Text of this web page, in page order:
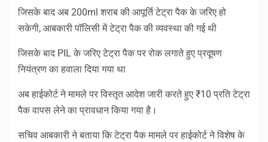
जिसके बाद अब 200ml शराब की आपूर्ति टेट्रा पैक के जरिए हो
सकेगी, आबकारी पॉलिसी में टेट्रा पैक की व्यवस्था की गई थी
जिसके बाद PIL के जरिए टेट्रा पैक पर रोक लगाते हुए प्रदूषण
नियंत्रण का हवाला दिया गया था
अब हाईकोर्ट ने मामले पर विस्तृत आदेश जारी करते हुए ₹10 प्रति टेट्रा
पैक वापस लेने का प्रावधान किया गया है।
सचिव आबकारी ने बताया कि टेट्रा पैक मामले पर हाईकोर्ट ने विशेष के